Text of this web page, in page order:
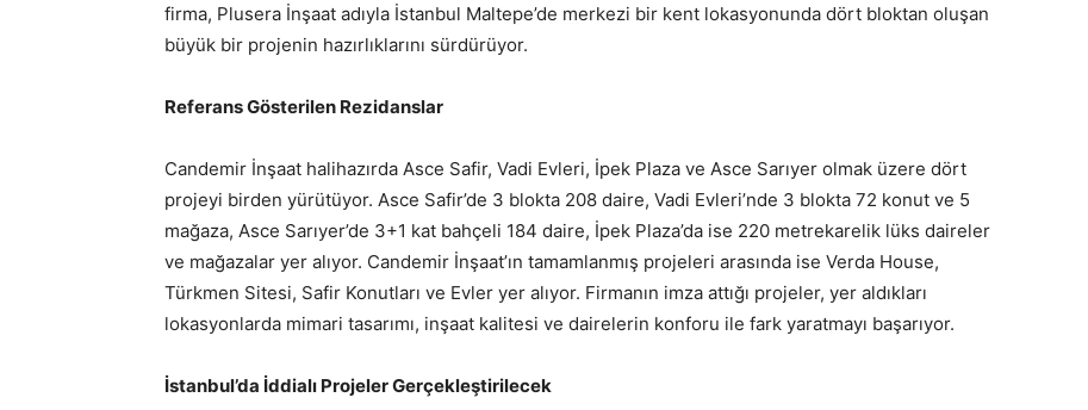
firma, Plusera İnşaat adıyla İstanbul Maltepe’de merkezi bir kent lokasyonunda dört bloktan oluşan
büyük bir projenin hazırlıklarını sürdürüyor.
Referans Gösterilen Rezidanslar
Candemir İnşaat halihazırda Asce Safir, Vadi Evleri, İpek Plaza ve Asce Sarıyer olmak üzere dört
projeyi birden yürütüyor. Asce Safir’de 3 blokta 208 daire, Vadi Evleri’nde 3 blokta 72 konut ve 5
mağaza, Asce Sarıyer’de 3+1 kat bahçeli 184 daire, İpek Plaza’da ise 220 metrekarelik lüks daireler
ve mağazalar yer alıyor. Candemir İnşaat’ın tamamlanmış projeleri arasında ise Verda House,
Türkmen Sitesi, Safir Konutları ve Evler yer alıyor. Firmanın imza attığı projeler, yer aldıkları
lokasyonlarda mimari tasarımı, inşaat kalitesi ve dairelerin konforu ile fark yaratmayı başarıyor.
İstanbul’da İddialı Projeler Gerçekleştirilecek